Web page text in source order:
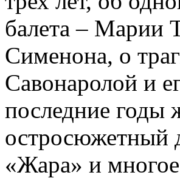
балета – Марии
Сименона, о
Савонаролой и
последние годы
остросюжетный
«Жара» и